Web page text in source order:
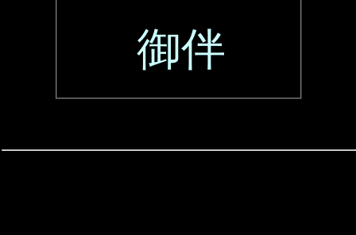
御伴